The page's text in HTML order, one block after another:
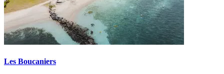
Les Boucaniers